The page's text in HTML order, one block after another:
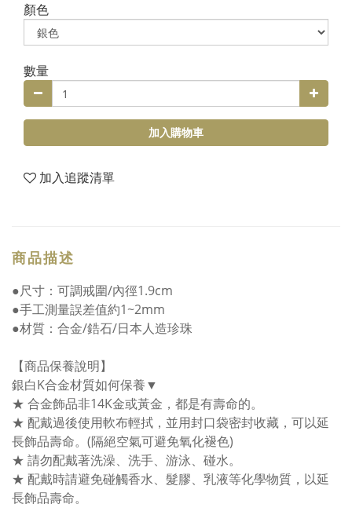
顏色
數量
加入購物車
加入追蹤清單
商品描述
●尺寸：可調戒圍/內徑1.9cm
●手工測量誤差值約1~2mm
●材質：合金/鋯石/日本人造珍珠
【商品保養說明】
銀白K合金材質如何保養▼
★ 合金飾品非14K金或黃金，都是有壽命的。
★ 配戴過後使用軟布輕拭，並用封口袋密封收藏，可以延
長飾品壽命。(隔絕空氣可避免氧化褪色)
★ 請勿配戴著洗澡、洗手、游泳、碰水。
★ 配戴時請避免碰觸香水、髮膠、乳液等化學物質，以延
長飾品壽命。